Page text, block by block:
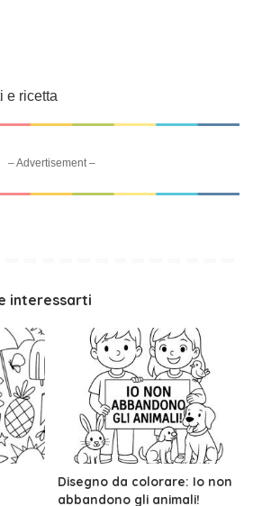
e ricetta
– Advertisement –
interessarti
Disegno da colorare: Io non
abbandono gli animali!